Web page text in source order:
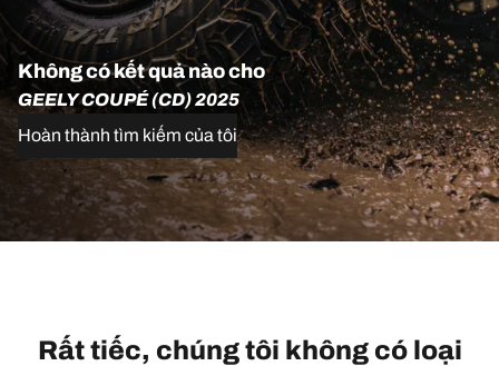
Không có kết quả nào cho
GEELY COUPÉ (CD) 2025
Hoàn thành tìm kiếm của tôi
Rất tiếc, chúng tôi không có loại